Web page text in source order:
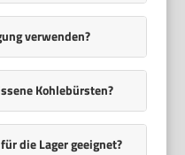
verwenden?
Kohlebürsten?
die Lager geeignet?